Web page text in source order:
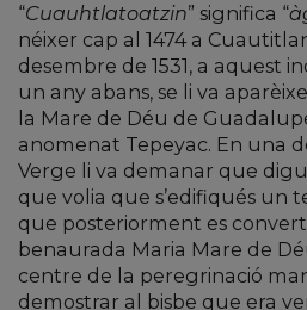
“Cuauhtlatoatzin” significa “
néixer cap al 1474 a
desembre de 1531, a aquest
un any abans, se li va
la Mare de Déu de
anomenat Tepeyac. En una
Verge li va demanar que
que volia que s’edifiqués un
que posteriorment es
benaurada Maria Mare de
centre de la peregrinació
demostrar al bisbe que era